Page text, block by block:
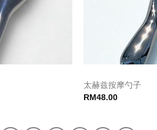
太赫兹按摩勺子
RM48.00